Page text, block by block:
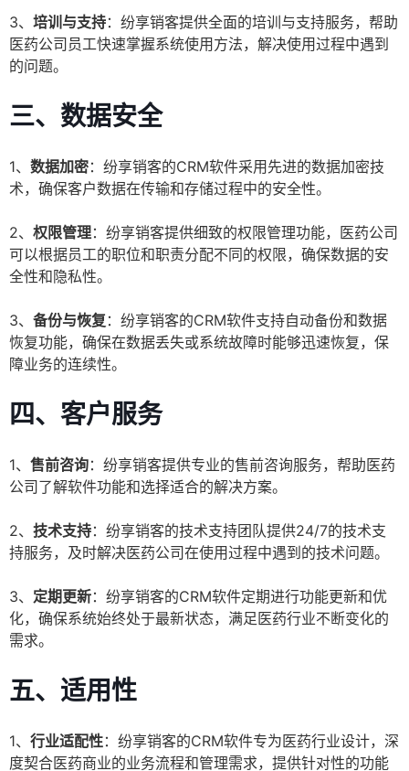
3、 培训与支持：纷享销客提供全面的培训与支持服务，帮助
医药公司员工快速掌握系统使用方法，解决使用过程中遇到
的问题。
三、数据安全
1、 数据加密：纷享销客的CRM软件采用先进的数据加密技
术，确保客户数据在传输和存储过程中的安全性。
2、 权限管理：纷享销客提供细致的权限管理功能，医药公司
可以根据员工的职位和职责分配不同的权限，确保数据的安
全性和隐私性。
3、 备份与恢复 ：纷享销客的CRM软件支持自动备份和数据
恢复功能，确保在数据丢失或系统故障时能够迅速恢复，保
障业务的连续性。
四、客户服务
1、 售前咨询：纷享销客提供专业的售前咨询服务，帮助医药
公司了解软件功能和选择适合的解决方案。
2、 技术支持：纷享销客的技术支持团队提供24/7的技术支
持服务，及时解决医药公司在使用过程中遇到的技术问题。
3、 定期更新：纷享销客的CRM软件定期进行功能更新和优
化，确保系统始终处于最新状态，满足医药行业不断变化的
需求。
五、适用性
1、 行业适配性：纷享销客的CRM软件专为医药行业设计，深
度契合医药商业的业务流程和管理需求，提供针对性的功能